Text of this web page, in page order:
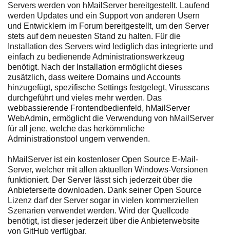
Servers werden von hMailServer bereitgestellt. Laufend
werden Updates und ein Support von anderen Usern
und Entwicklern im Forum bereitgestellt, um den Server
stets auf dem neuesten Stand zu halten. Für die
Installation des Servers wird lediglich das integrierte und
einfach zu bedienende Administrationswerkzeug
benötigt. Nach der Installation ermöglicht dieses
zusätzlich, dass weitere Domains und Accounts
hinzugefügt, spezifische Settings festgelegt, Virusscans
durchgeführt und vieles mehr werden. Das
webbassierende Frontendbedienfeld, hMailServer
WebAdmin, ermöglicht die Verwendung von hMailServer
für all jene, welche das herkömmliche
Administrationstool ungern verwenden.
hMailServer ist ein kostenloser Open Source E-Mail-
Server, welcher mit allen aktuellen Windows-Versionen
funktioniert. Der Server lässt sich jederzeit über die
Anbieterseite downloaden. Dank seiner Open Source
Lizenz darf der Server sogar in vielen kommerziellen
Szenarien verwendet werden. Wird der Quellcode
benötigt, ist dieser jederzeit über die Anbieterwebsite
von GitHub verfügbar.